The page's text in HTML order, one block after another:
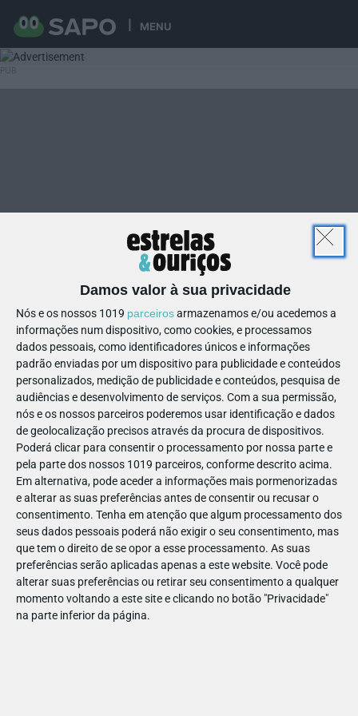
MENU
Damos valor à sua privacidade
Nós e os nossos 1019 parceirosarmazenamos e/ou acedemos a
informações num dispositivo, como cookies, e processamos
dados pessoais, como identificadores únicos e informações
padrão enviadas por um dispositivo para publicidade e conteúdos
personalizados, medição de publicidade e conteúdos, pesquisa de
audiências e desenvolvimento de serviços. Com a sua permissão,
nós e os nossos parceiros poderemos usar identificação e dados
de geolocalização precisos através da procura de dispositivos.
Poderá clicar para consentir o processamento por nossa parte e
pela parte dos nossos 1019 parceiros, conforme descrito acima.
Em alternativa, pode aceder a informações mais pormenorizadas
e alterar as suas preferências antes de consentir ou recusar o
consentimento. Tenha em atenção que algum processamento dos
seus dados pessoais poderá não exigir o seu consentimento, mas
que tem o direito de se opor a esse processamento. As suas
preferências serão aplicadas apenas a este website. Você pode
alterar suas preferências ou retirar seu consentimento a qualquer
momento voltando a este site e clicando no botão "Privacidade"
na parte inferior da página.
23
78214745675044